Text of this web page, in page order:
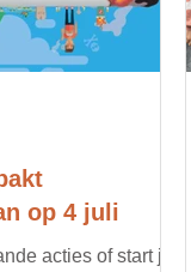
op 4 juli
acties of start je